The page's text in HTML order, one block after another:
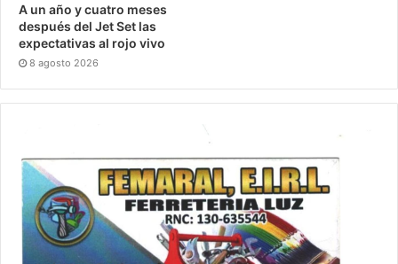
A un año y cuatro meses
después del Jet Set las
expectativas al rojo vivo
8 agosto 2026